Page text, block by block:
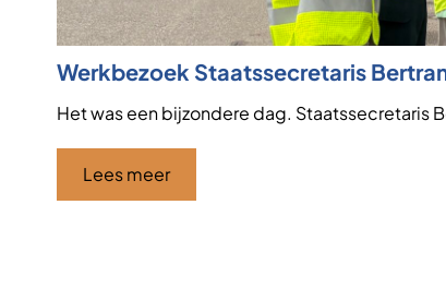
Werkbezoek Staatssecretaris
Het was een bijzondere dag. Staatssecretaris
Lees meer